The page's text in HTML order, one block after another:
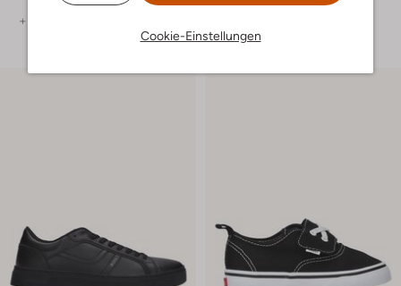
Cookie-Einstellungen
+ mehr farben